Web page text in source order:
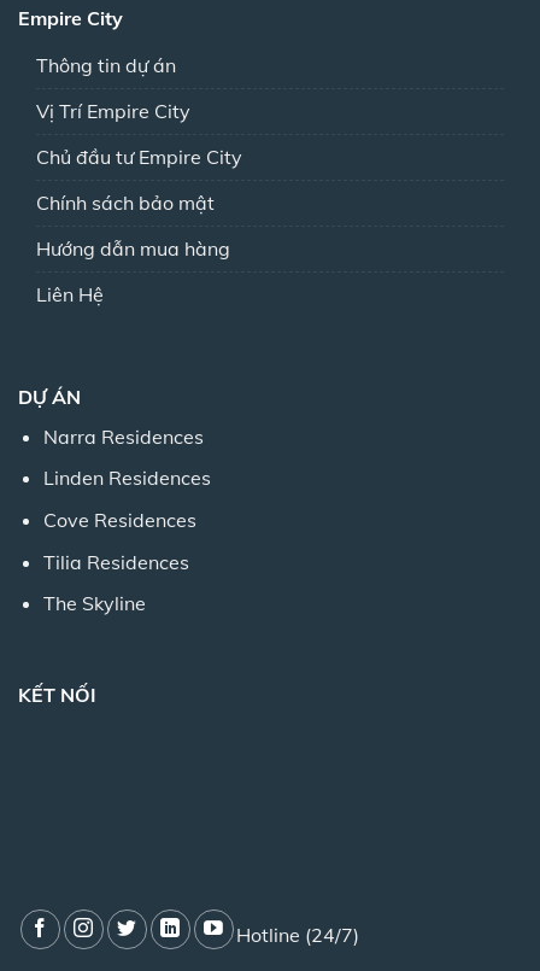
Empire City
Thông tin dự án
Vị Trí Empire City
Chủ đầu tư Empire City
Chính sách bảo mật
Hướng dẫn mua hàng
Liên Hệ
DỰ ÁN
Narra Residences
Linden Residences
Cove Residences
Tilia Residences
The Skyline
KẾT NỐI
Hotline (24/7)